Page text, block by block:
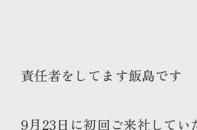
責任者をしてます飯島です
9月23日に初回ご来社してい